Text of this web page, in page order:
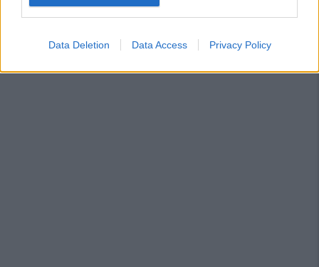
Data Deletion Data Access Privacy Policy